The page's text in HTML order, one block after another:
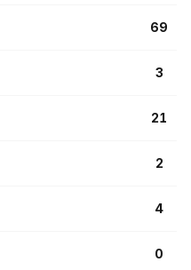
69
3
21
2
4
0